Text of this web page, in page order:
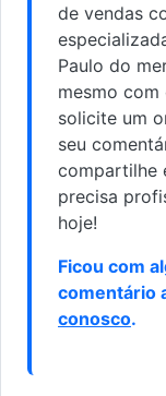
de vendas
Paulo do
mesmo com
solicite um
seu
compartilhe
precisa
hoje!
Ficou com
comentário
conosco.